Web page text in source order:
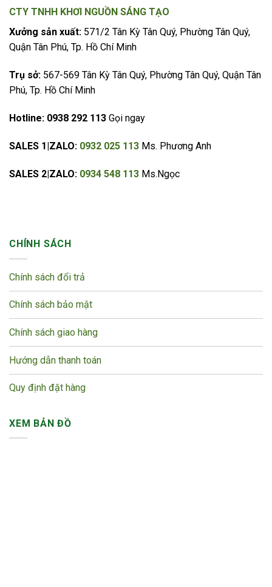
CTY TNHH KHƠI NGUỒN SÁNG TẠO
Xưởng sản xuất: 571/2 Tân Kỳ Tân Quý, Phường Tân Quý,
Quận Tân Phú, Tp. Hồ Chí Minh
Trụ sở: 567-569 Tân Kỳ Tân Quý, Phường Tân Quý, Quận Tân
Phú, Tp. Hồ Chí Minh
Hotline: 0938 292 113 Gọi ngay
SALES 1|ZALO: 0932 025 113 Ms. Phương Anh
SALES 2|ZALO: 0934 548 113 Ms.Ngọc
CHÍNH SÁCH
Chính sách đổi trả
Chính sách bảo mật
Chính sách giao hàng
Hướng dẫn thanh toán
Quy định đặt hàng
XEM BẢN ĐỒ